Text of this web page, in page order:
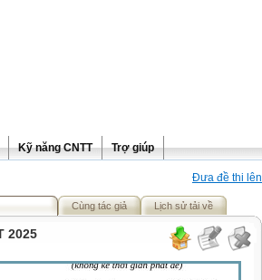
Kỹ năng CNTT Trợ giúp
Đưa đề thi lên
Cùng tác giả Lịch sử tải về
2025